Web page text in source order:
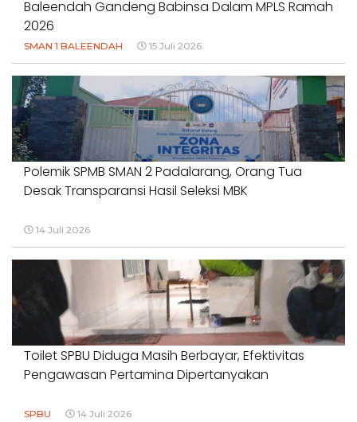
Baleendah Gandeng Babinsa Dalam MPLS Ramah
2026
SMAN 1 BALEENDAH 15 Juli 2026
Polemik SPMB SMAN 2 Padalarang, Orang Tua
Desak Transparansi Hasil Seleksi MBK
14 Juli 2026
Toilet SPBU Diduga Masih Berbayar, Efektivitas
Pengawasan Pertamina Dipertanyakan
SPBU 14 Juli 2026